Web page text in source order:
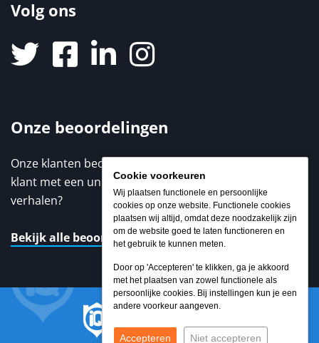
Cookie voorkeuren
Wij plaatsen functionele en persoonlijke
cookies op onze website. Functionele cookies
plaatsen wij altijd, omdat deze noodzakelijk zijn
om de website goed te laten functioneren en
het gebruik te kunnen meten.
Door op 'Accepteren' te klikken, ga je akkoord
met het plaatsen van zowel functionele als
persoonlijke cookies. Bij instellingen kun je een
andere voorkeur aangeven.
Accepteren Niet accepteren
Volg ons
Onze beoordelingen
Onze klanten beoordelen ons met een 9,3 / 10. Elke
klant met een unieke ervaring. Benieuwd naar de
verhalen?
Bekijk alle beoordelingen